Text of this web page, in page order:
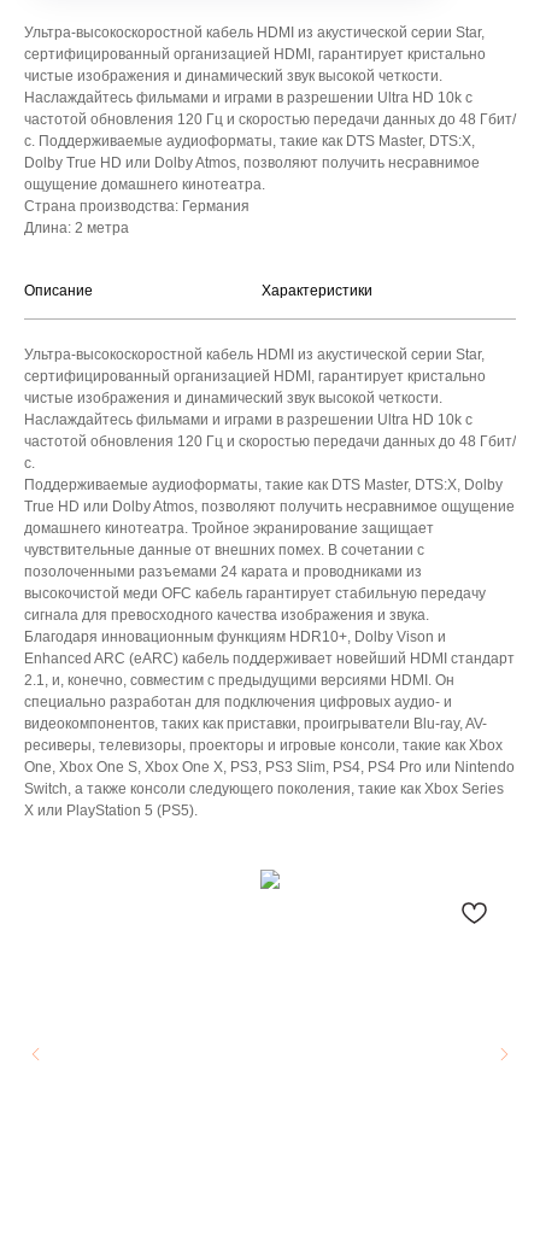
Ультра-высокоскоростной кабель HDMI из акустической серии Star,
сертифицированный организацией HDMI, гарантирует кристально
чистые изображения и динамический звук высокой четкости.
Наслаждайтесь фильмами и играми в разрешении Ultra HD 10k с
частотой обновления 120 Гц и скоростью передачи данных до 48 Гбит/
с. Поддерживаемые аудиоформаты, такие как DTS Master, DTS:X,
Dolby True HD или Dolby Atmos, позволяют получить несравнимое
ощущение домашнего кинотеатра.
Страна производства: Германия
Длина: 2 метра
Описание Характеристики
Ультра-высокоскоростной кабель HDMI из акустической серии Star,
сертифицированный организацией HDMI, гарантирует кристально
чистые изображения и динамический звук высокой четкости.
Наслаждайтесь фильмами и играми в разрешении Ultra HD 10k с
частотой обновления 120 Гц и скоростью передачи данных до 48 Гбит/
с.
Поддерживаемые аудиоформаты, такие как DTS Master, DTS:X, Dolby
True HD или Dolby Atmos, позволяют получить несравнимое ощущение
домашнего кинотеатра. Тройное экранирование защищает
чувствительные данные от внешних помех. В сочетании с
позолоченными разъемами 24 карата и проводниками из
высокочистой меди OFC кабель гарантирует стабильную передачу
сигнала для превосходного качества изображения и звука.
Благодаря инновационным функциям HDR10+, Dolby Vison и
Enhanced ARC (eARC) кабель поддерживает новейший HDMI стандарт
2.1, и, конечно, совместим с предыдущими версиями HDMI. Он
специально разработан для подключения цифровых аудио- и
видеокомпонентов, таких как приставки, проигрыватели Blu-ray, AV-
ресиверы, телевизоры, проекторы и игровые консоли, такие как Xbox
One, Xbox One S, Xbox One X, PS3, PS3 Slim, PS4, PS4 Pro или Nintendo
Switch, а также консоли следующего поколения, такие как Xbox Series
X или PlayStation 5 (PS5).